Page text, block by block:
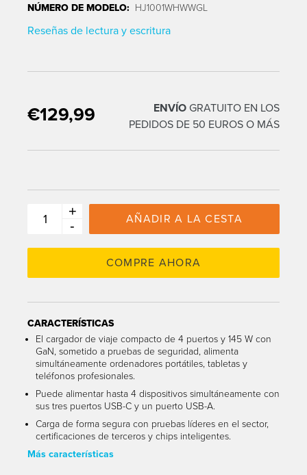
NÚMERO DE MODELO: HJ1001WHWWGL
Reseñas de lectura y escritura
Traducción pendiente: es.products.product.regular_price
€129,99 ENVÍO GRATUITO EN LOS
PEDIDOS DE 50 EUROS O MÁS
+
-
AÑADIR A LA CESTA
CARACTERÍSTICAS
El cargador de viaje compacto de 4 puertos y 145 W con
GaN, sometido a pruebas de seguridad, alimenta
simultáneamente ordenadores portátiles, tabletas y
teléfonos profesionales.
Puede alimentar hasta 4 dispositivos simultáneamente con
sus tres puertos USB-C y un puerto USB-A.
Carga de forma segura con pruebas líderes en el sector,
certificaciones de terceros y chips inteligentes.
Más características